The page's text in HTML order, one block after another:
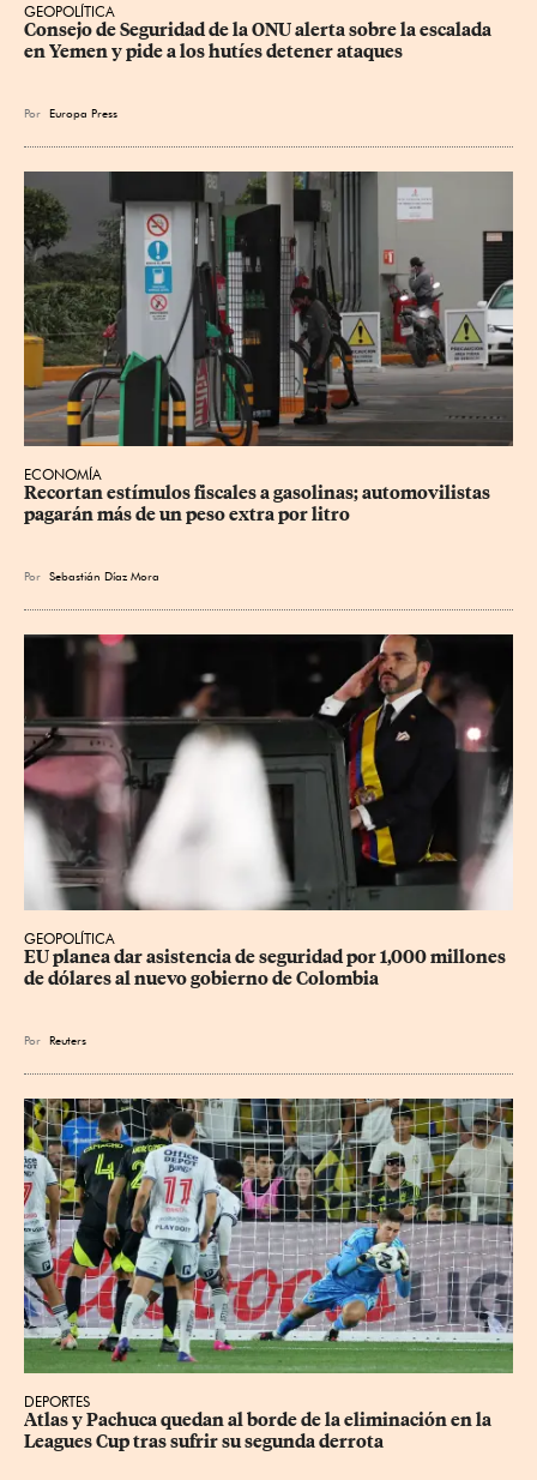
GEOPOLÍTICA
Consejo de Seguridad de la ONU alerta sobre la escalada
en Yemen y pide a los hutíes detener ataques
Por Europa Press
ECONOMÍA
Recortan estímulos fiscales a gasolinas; automovilistas
pagarán más de un peso extra por litro
Por Sebastián Díaz Mora
GEOPOLÍTICA
EU planea dar asistencia de seguridad por 1,000 millones
de dólares al nuevo gobierno de Colombia
Por Reuters
DEPORTES
Atlas y Pachuca quedan al borde de la eliminación en la
Leagues Cup tras sufrir su segunda derrota